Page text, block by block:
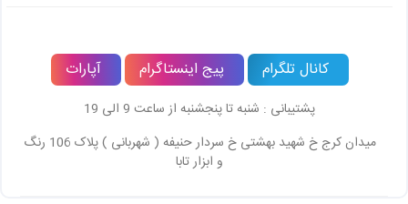
کانال تلگرام پیج اینستاگرام آپارات
پشتیبانی : شنبه تا پنجشنبه از ساعت 9 الی 19
میدان کرج خ شهید بهشتی خ سردار حنیفه ( شهربانی ) پلاک 106 رنگ
و ابزار تابا